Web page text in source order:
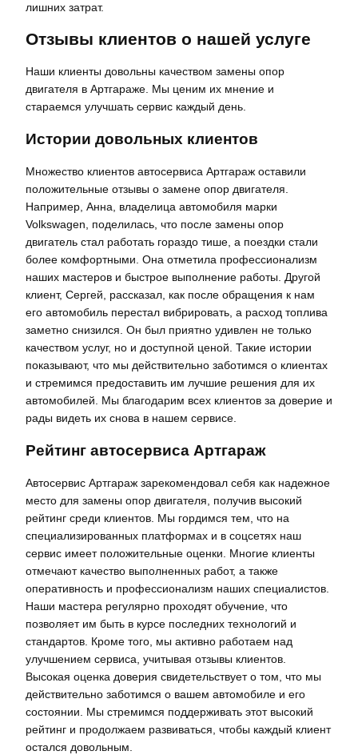
лишних затрат.
Отзывы клиентов о нашей услуге
Наши клиенты довольны качеством замены опор
двигателя в Артгараже. Мы ценим их мнение и
стараемся улучшать сервис каждый день.
Истории довольных клиентов
Множество клиентов автосервиса Артгараж оставили
положительные отзывы о замене опор двигателя.
Например, Анна, владелица автомобиля марки
Volkswagen, поделилась, что после замены опор
двигатель стал работать гораздо тише, а поездки стали
более комфортными. Она отметила профессионализм
наших мастеров и быстрое выполнение работы. Другой
клиент, Сергей, рассказал, как после обращения к нам
его автомобиль перестал вибрировать, а расход топлива
заметно снизился. Он был приятно удивлен не только
качеством услуг, но и доступной ценой. Такие истории
показывают, что мы действительно заботимся о клиентах
и стремимся предоставить им лучшие решения для их
автомобилей. Мы благодарим всех клиентов за доверие и
рады видеть их снова в нашем сервисе.
Рейтинг автосервиса Артгараж
Автосервис Артгараж зарекомендовал себя как надежное
место для замены опор двигателя, получив высокий
рейтинг среди клиентов. Мы гордимся тем, что на
специализированных платформах и в соцсетях наш
сервис имеет положительные оценки. Многие клиенты
отмечают качество выполненных работ, а также
оперативность и профессионализм наших специалистов.
Наши мастера регулярно проходят обучение, что
позволяет им быть в курсе последних технологий и
стандартов. Кроме того, мы активно работаем над
улучшением сервиса, учитывая отзывы клиентов.
Высокая оценка доверия свидетельствует о том, что мы
действительно заботимся о вашем автомобиле и его
состоянии. Мы стремимся поддерживать этот высокий
рейтинг и продолжаем развиваться, чтобы каждый клиент
остался довольным.